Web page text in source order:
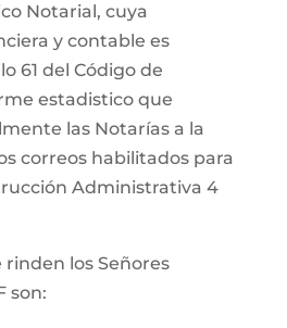
Notarial, cuya
y contable es
61 del Código de
estadistico que
las Notarías a la
correos habilitados para
Administrativa 4
los Señores
son: